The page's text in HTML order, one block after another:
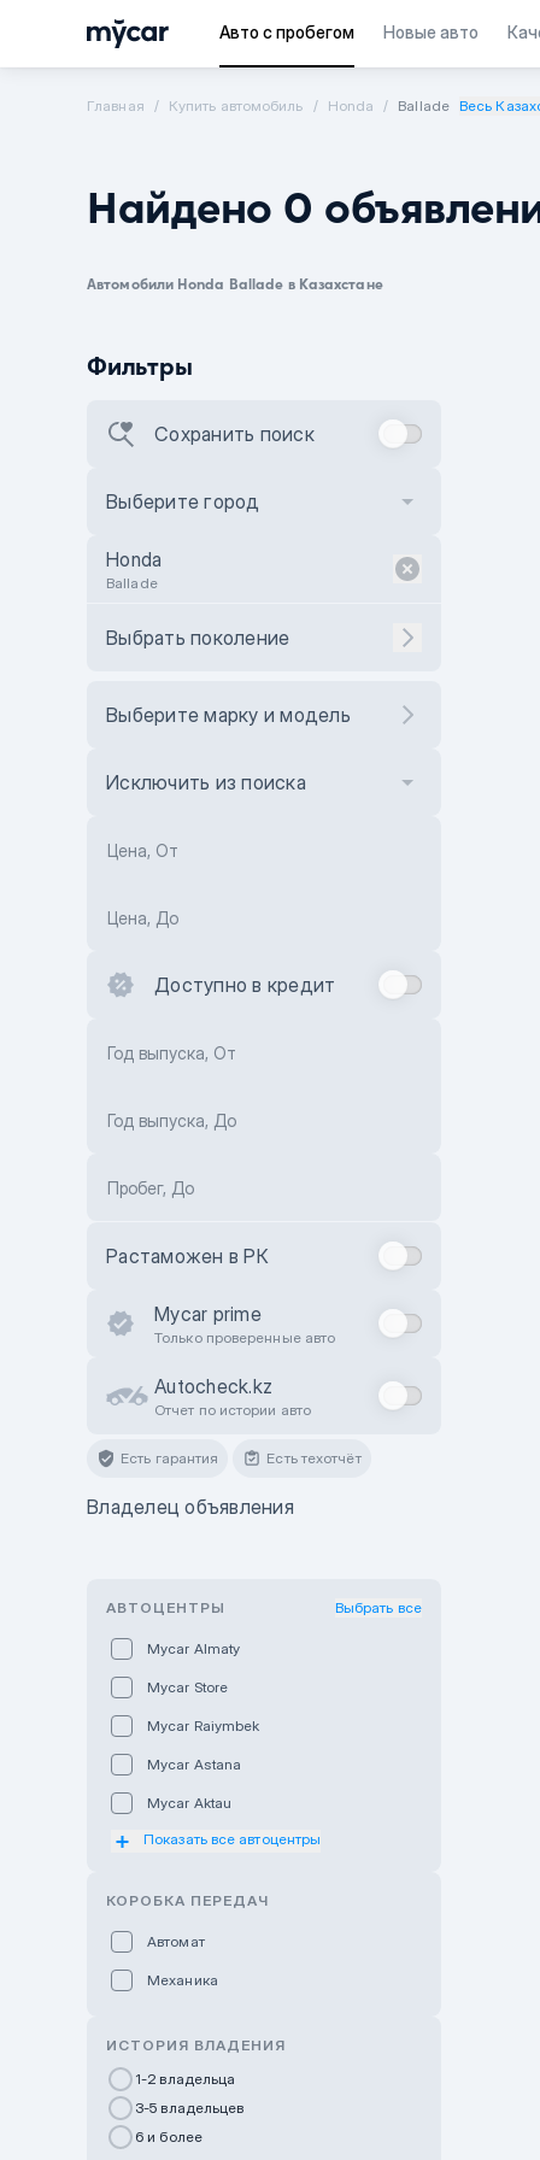
Авто с пробегом Новые авто
Главная Купить автомобиль Honda Ballade Весь
Найдено 0
Автомобили Honda Ballade в Казахстане
Фильтры
Сохранить поиск
Выберите город
Honda
Ballade
Выбрать поколение
Выберите марку и модель
Исключить из поиска
Цена, От
Цена, До
Доступно в кредит
Год выпуска, От
Год выпуска, До
Пробег, До
Растаможен в РК
Mycar prime
Только проверенные авто
Autocheck.kz
Отчет по истории авто
Есть гарантия Есть техотчёт
Владелец объявления
АВТОЦЕНТРЫ Выбрать все
Mycar Almaty
Mycar Store
Mycar Raiymbek
Mycar Astana
Mycar Aktau
Mycar Uralsk
GWM Nurly Zhol
Chery Astana
Показать все автоцентры
КОРОБКА ПЕРЕДАЧ
Автомат
Механика
ИСТОРИЯ ВЛАДЕНИЯ
1-2 владельца
3-5 владельцев
6 и более